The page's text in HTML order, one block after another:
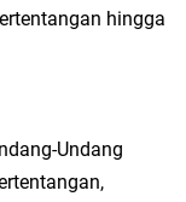
hingga
Undang